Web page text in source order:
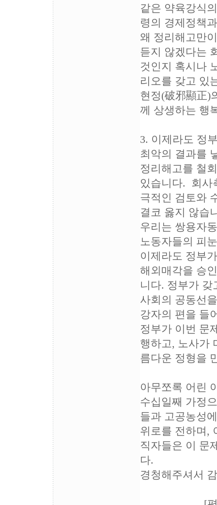
같은 약육강식
령의 경제정책
왜 정리해고만
듣지 않겠다는
것인지 혹시나
리오를 갖고 있
현정(破邪顯正)
께 상생하는 행
3. 이제라도 정
최악의 결과를
정리해고를 철
있습니다. 회사
극적인 검토와
결코 옳지 않습
우리는 쌍용자
노동자들의 피
이제라도 정부
해외매각을 승
니다. 정부가
사회의 공동선
강자의 편을 들
정부가 이번 문
행하고, 노사가
름다운 정형을
아무쪼록 어린
수십일째 가정
들과 고공농성
위로를 전하며,
직자들은 이 문
다.
경청해주셔서